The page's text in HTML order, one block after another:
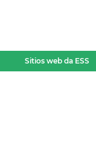
Sitios web da ESS